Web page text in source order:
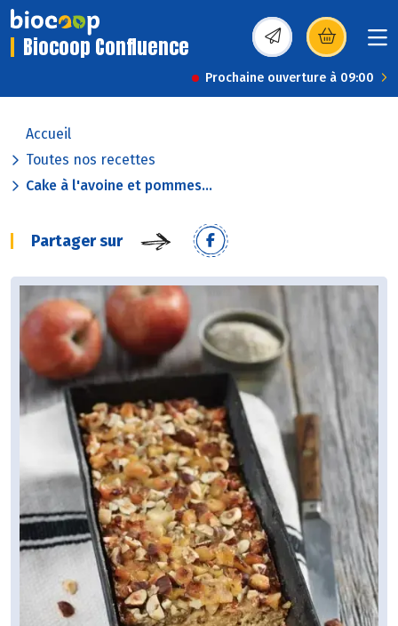
Biocoop Confluence (s’ouvre dans une
Prochaine ouverture à 09:00
Accueil
Toutes nos recettes
Cake à l'avoine et pommes...
Partager sur